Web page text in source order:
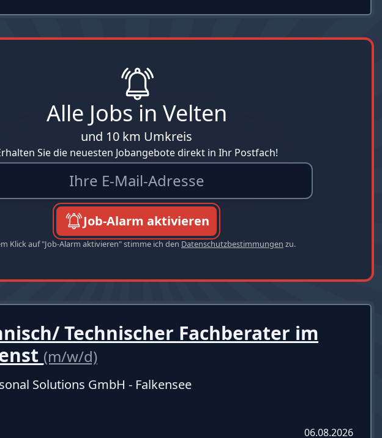
Alle Jobs in Velten
und 10 km Umkreis
Sie die neuesten Jobangebote direkt in Ihr Postfach!
Job-Alarm aktivieren
Klick auf "Job-Alarm aktivieren" stimme ich den Datenschutzbestimmungen zu.
Technischer Fachberater im
(m/w/d)
Solutions GmbH - Falkensee
06.08.2026